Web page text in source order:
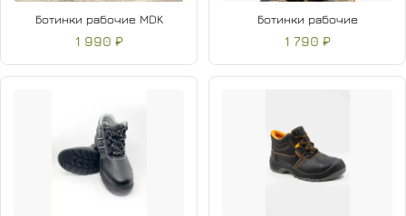
Ботинки рабочие MDK
1 990 ₽
Ботинки рабочие
1 790 ₽